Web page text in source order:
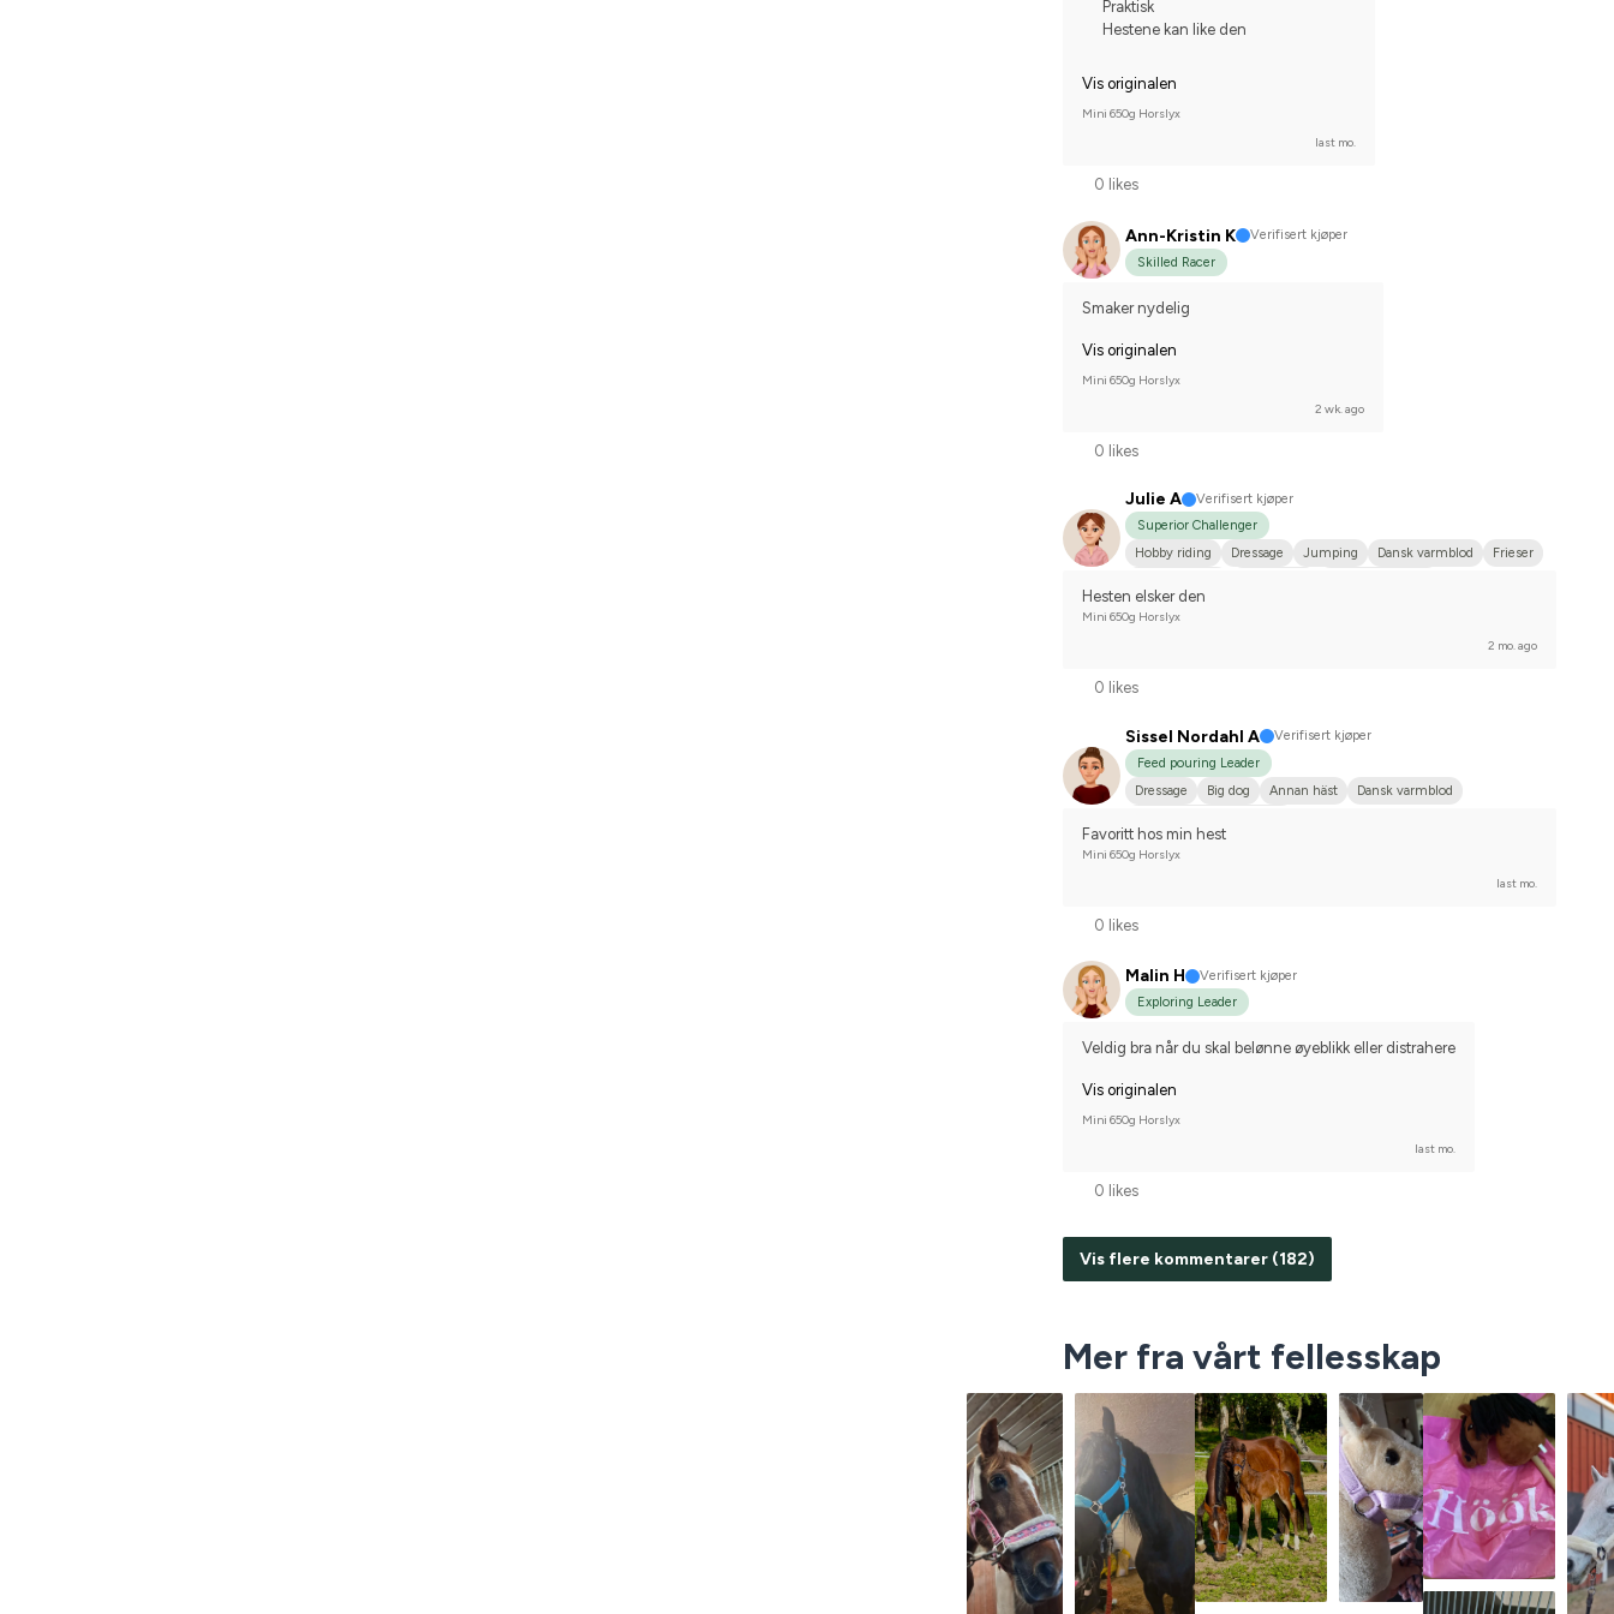
Praktisk
Hestene kan like den
Vis originalen
Mini 650g Horslyx
last mo.
0 likes
Ann-Kristin K
Verifisert kjøper
Skilled Racer
Smaker nydelig
Vis originalen
Mini 650g Horslyx
2 wk. ago
0 likes
Julie A
Verifisert kjøper
Superior Challenger
Hobby riding
Dressage Jumping Dansk varmblod
Frieser
Hesten elsker den
Mini 650g Horslyx
2 mo. ago
0 likes
Sissel Nordahl A
Verifisert kjøper
Feed pouring Leader
Dressage
Big dog Annan häst
Dansk varmblod
Favoritt hos min hest
Mini 650g Horslyx
last mo.
0 likes
Malin H
Verifisert kjøper
Exploring Leader
Veldig bra når du skal belønne øyeblikk eller distrahere
Vis originalen
Mini 650g Horslyx
last mo.
0 likes
Vis flere kommentarer (182)
Mer fra vårt fellesskap